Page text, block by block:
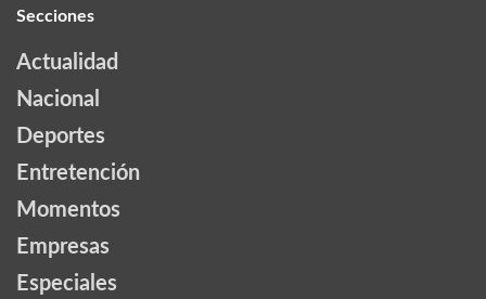
Secciones
Actualidad
Nacional
Deportes
Entretención
Momentos
Empresas
Especiales